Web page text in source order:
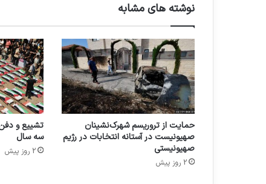
نوشته های مشابه
حمایت از تروریسم شهرک‌نشینان
صهیونیست در آستانه انتخابات در رژیم
صهیونیستی
2 روز پیش
سه سال
2 روز پیش